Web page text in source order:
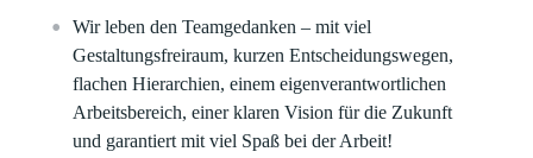
Wir leben den Teamgedanken – mit viel
Gestaltungsfreiraum, kurzen Entscheidungswegen,
flachen Hierarchien, einem eigenverantwortlichen
Arbeitsbereich, einer klaren Vision für die Zukunft
und garantiert mit viel Spaß bei der Arbeit!